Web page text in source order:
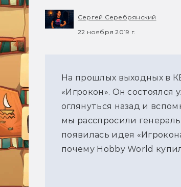
Сергей Серебрянский
22 ноября 2019 г.
На прошлых выходных в
«Игрокон». Он состоялся
оглянуться назад и
мы расспросили
появилась идея
почему Hobby World